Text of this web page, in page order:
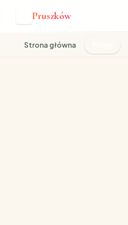
Pruszków
Strona główna